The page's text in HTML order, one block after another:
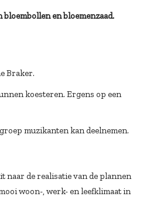
en bloemenzaad.
Braker.
koesteren. Ergens op een
muzikanten kan deelnemen.
naar de realisatie van de plannen
woon-, werk- en leefklimaat in